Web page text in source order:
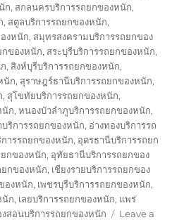
ก, สกลนครบริการรถยกของหนัก,
, สตูลบริการรถยกของหนัก,
งหนัก, สมุทรสงครามบริการรถยกของ
กของหนัก, สระบุรีบริการรถยกของหนัก,
, สิงห์บุรีบริการรถยกของหนัก,
นัก, สุราษฎร์ธานีบริการรถยกของหนัก,
, สุโขทัยบริการรถยกของหนัก,
นัก,หนองบัวลำภูบริการรถยกของหนัก,
บริการรถยกของหนัก, อ่างทองบริการรถ
ารรถยกของหนัก, อุดรธานีบริการรถยก
กของหนัก, อุทัยธานีบริการรถยกของ
ยกของหนัก, เชียงรายบริการรถยกของ
องหนัก, เพชรบุรีบริการรถยกของหนัก,
นัก, เลยบริการรถยกของหนัก, แพร่
สอนบริการรถยกของหนัก
Leave a